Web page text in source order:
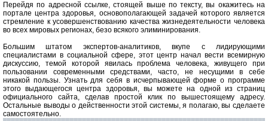
Перейдя по адресной ссылке, стоящей выше по тексту, вы окажитесь на
портале центра здоровья, основополагающей задачей которого является
стремление к усовершенствованию качества жизнедеятельности человека
во всех мировых регионах, безо всякого элиминирования.
Большим штатом экспертов-аналитиков, вкупе с лидирующими
специалистами в социальной сфере, этот центр начал вести всемирную
дискуссию, темой которой явилась проблема человека, живущего при
пользовании современными средствами, часто, не несущими в себе
никакой пользы. Узнать для себя в исчерпывающей форме о программе
этого выдающегося центра здоровья, вы можете на одной из страниц
официального сайта, сделав простой клик по вышестоящему адресу.
Остальные выводы о действенности этой системы, я полагаю, вы сделаете
самостоятельно.